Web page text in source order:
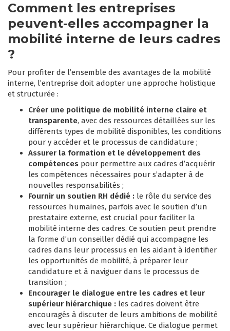
Comment les entreprises
peuvent-elles accompagner la
mobilité interne de leurs cadres
?
Pour profiter de l’ensemble des avantages de la mobilité
interne, l’entreprise doit adopter une approche holistique
et structurée :
Créer une politique de mobilité interne claire et
transparente, avec des ressources détaillées sur les
différents types de mobilité disponibles, les conditions
pour y accéder et le processus de candidature ;
Assurer la formation et le développement des
compétences pour permettre aux cadres d’acquérir
les compétences nécessaires pour s’adapter à de
nouvelles responsabilités ;
Fournir un soutien RH dédié : le rôle du service des
ressources humaines, parfois avec le soutien d’un
prestataire externe, est crucial pour faciliter la
mobilité interne des cadres. Ce soutien peut prendre
la forme d’un conseiller dédié qui accompagne les
cadres dans leur processus en les aidant à identifier
les opportunités de mobilité, à préparer leur
candidature et à naviguer dans le processus de
transition ;
Encourager le dialogue entre les cadres et leur
supérieur hiérarchique : les cadres doivent être
encouragés à discuter de leurs ambitions de mobilité
avec leur supérieur hiérarchique. Ce dialogue permet